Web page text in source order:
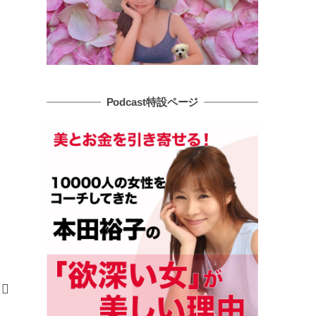
Podcast特設ページ